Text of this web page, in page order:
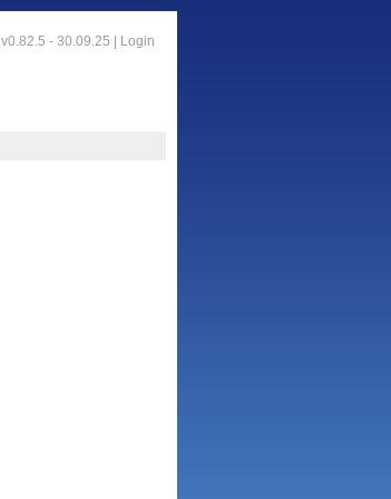
v0.82.5 - 30.09.25 | Login